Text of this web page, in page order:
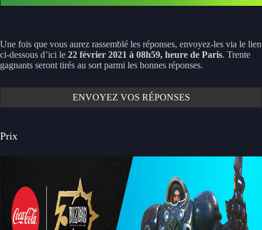
Une fois que vous aurez rassemblé les réponses, envoyez-les via le lien
ci-dessous d’ici le 22 février 2021 à 08h59, heure de Paris. Trente
gagnants seront tirés au sort parmi les bonnes réponses.
ENVOYEZ VOS RÉPONSES
Prix